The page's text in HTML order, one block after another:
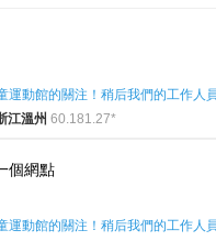
運動館的關注！稍后我們的工作人
江溫州 60.181.27*
個網點
運動館的關注！稍后我們的工作人